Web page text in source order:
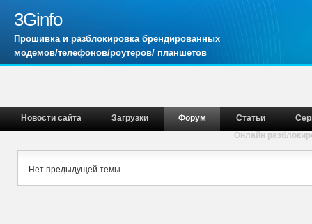
3Ginfo
Прошивка и разблокировка брендированных
модемов/телефонов/роутеров/ планшетов
Новости сайта Загрузки Форум Статьи
Онлайн
Нет предыдущей темы